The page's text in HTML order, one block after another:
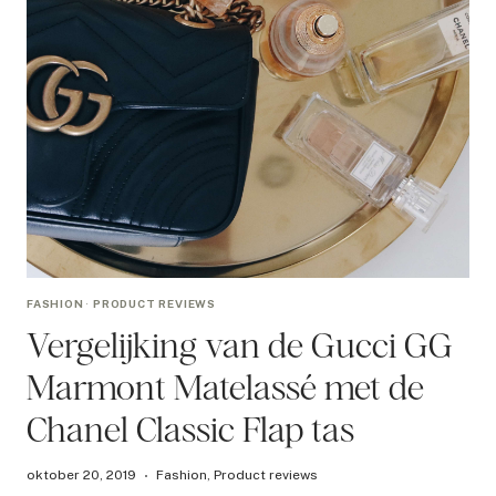
FASHION ·PRODUCT REVIEWS
Vergelijking van de Gucci GG
Marmont Matelassé met de
Chanel Classic Flap tas
oktober 20, 2019 Fashion,Product reviews